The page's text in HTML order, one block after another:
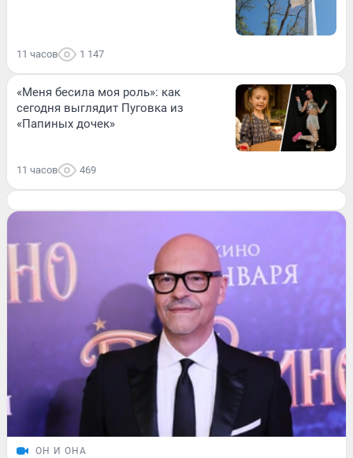
11 часов 1 147
«Меня бесила моя роль»: как
сегодня выглядит Пуговка из
«Папиных дочек»
11 часов 469
ОН И ОНА